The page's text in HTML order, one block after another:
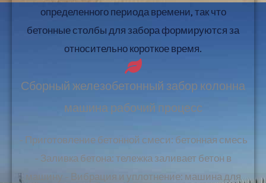
определенного периода времени, так что
бетонные столбы для забора формируются за
относительно короткое время.
Сборный железобетонный забор колонна
машина рабочий процесс
- Приготовление бетонной смеси: бетонная смесь
- Заливка бетона: тележка заливает бетон в
машину - Вибрация и уплотнение: машина для